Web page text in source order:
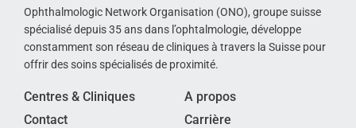
Ophthalmologic Network Organisation (ONO), groupe suisse
spécialisé depuis 35 ans dans l’ophtalmologie, développe
constamment son réseau de cliniques à travers la Suisse pour
offrir des soins spécialisés de proximité.
Centres & Cliniques
Contact
A propos
Carrière